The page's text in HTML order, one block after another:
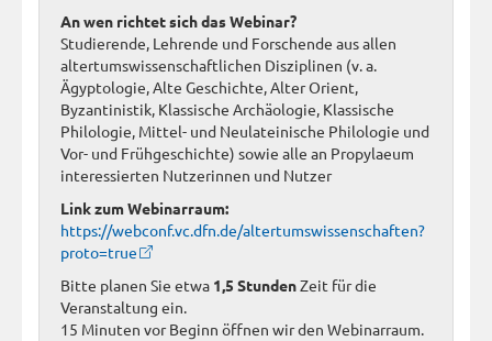
An wen richtet sich das Webinar?
Studierende, Lehrende und Forschende aus allen
altertumswissenschaftlichen Disziplinen (v. a.
Ägyptologie, Alte Geschichte, Alter Orient,
Byzantinistik, Klassische Archäologie, Klassische
Philologie, Mittel- und Neulateinische Philologie und
Vor- und Frühgeschichte) sowie alle an Propylaeum
interessierten Nutzerinnen und Nutzer
Link zum Webinarraum:
https://webconf.vc.dfn.de/altertumswissenschaften?
proto=true
Bitte planen Sie etwa 1,5 StundenZeit für die
Veranstaltung ein.
15 Minuten vor Beginn öffnen wir den Webinarraum.